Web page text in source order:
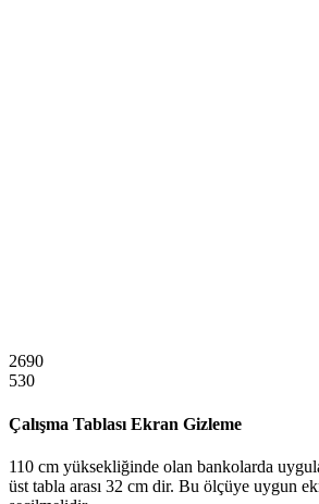
2690
530
Çalışma Tablası Ekran Gizleme
110 cm yüksekliğinde olan bankolarda
üst tabla arası 32 cm dir. Bu ölçüye uygun